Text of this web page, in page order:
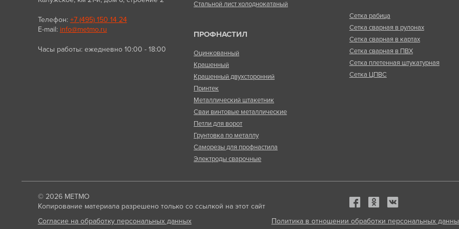
Телефон: +7 (495) 150 14 24
E-mail: info@metmo.ru
Часы работы: ежедневно 10:00 - 18:00
Стальной лист холоднокатаный
ПРОФНАСТИЛ
Оцинкованный
Крашенный
Крашенный двухсторонний
Принтек
Металлический штакетник
Сваи винтовые металлические
Петли для ворот
Грунтовка по металлу
Саморезы для профнастила
Электроды сварочные
Сетка рабица
Сетка сварная в рулонах
Сетка сварная в картах
Сетка сварная в ПВХ
Сетка плетенная штукатурная
Сетка ЦПВС
© 2026 МЕТМО
Копирование материала разрешено только со ссылкой на этот сайт
Согласие на обработку персональных данных
Политика в отношении обработки персональных